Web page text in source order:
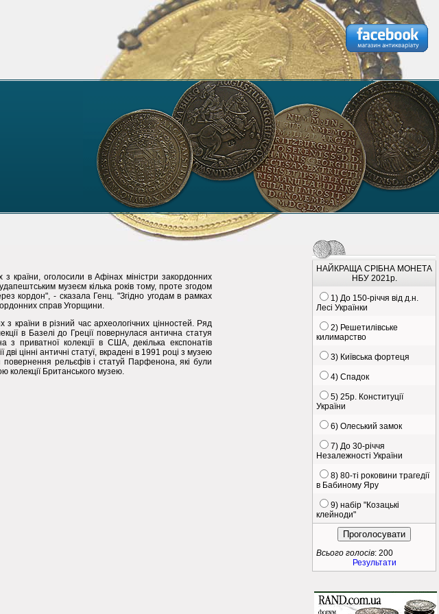
країни, оголосили в Афінах міністри закордонних
музеєм кілька років тому, проте згодом
кордон", - сказала Генц. "Згідно угодам в рамках
справ Угорщини.
країни в різний час археологічних цінностей. Ряд
в Базелі до Греції повернулася антична статуя
з приватної колекції в США, декілька експонатів
цінні античні статуї, вкрадені в 1991 році з музею
повернення рельєфів і статуй Парфенона, які були
колекції Британського музею.
НАЙКРАЩА СРІБНА МОНЕТА
НБУ 2021р.
1) До 150-річчя від д.н.
Лесі Українки
2) Решетилівське
килимарство
3) Київська фортеця
4) Спадок
5) 25р. Конституції
України
6) Олеський замок
7) До 30-річчя
Незалежності України
8) 80-ті роковини трагедії
в Бабиному Яру
9) набір "Козацькі
клейноди"
Всього голосів: 200
Результати